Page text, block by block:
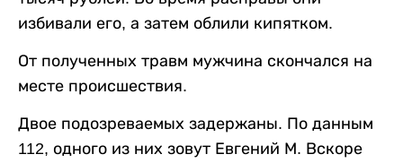
избивали его, а затем облили кипятком.
От полученных травм мужчина скончался на
месте происшествия.
Двое подозреваемых задержаны. По данным
112, одного из них зовут Евгений М. Вскоре